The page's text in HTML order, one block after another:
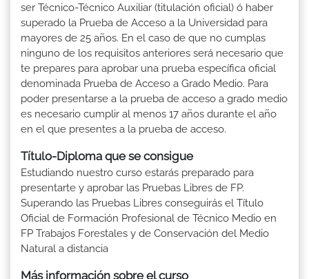
ser Técnico-Técnico Auxiliar (titulación oficial) ó haber
superado la Prueba de Acceso a la Universidad para
mayores de 25 años. En el caso de que no cumplas
ninguno de los requisitos anteriores será necesario que
te prepares para aprobar una prueba específica oficial
denominada Prueba de Acceso a Grado Medio. Para
poder presentarse a la prueba de acceso a grado medio
es necesario cumplir al menos 17 años durante el año
en el que presentes a la prueba de acceso.
Título-Diploma que se consigue
Estudiando nuestro curso estarás preparado para
presentarte y aprobar las Pruebas Libres de FP.
Superando las Pruebas Libres conseguirás el Título
Oficial de Formación Profesional de Técnico Medio en
FP Trabajos Forestales y de Conservación del Medio
Natural a distancia
Más información sobre el curso